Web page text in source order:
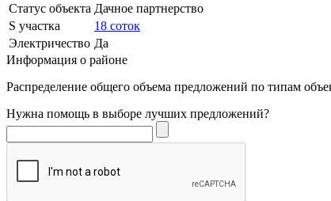
Статус объекта Дачное партнерство
S участка
18 соток
Электричество Да
Информация о районе
Распределение общего объема предложений по типам
Нужна помощь в выборе лучших предложений?